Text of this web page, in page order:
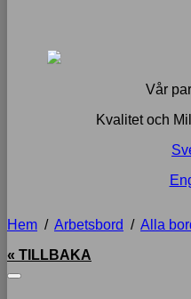
Vår
Kvalitet och
Hem / Arbetsbord / Alla
« TILLBAKA